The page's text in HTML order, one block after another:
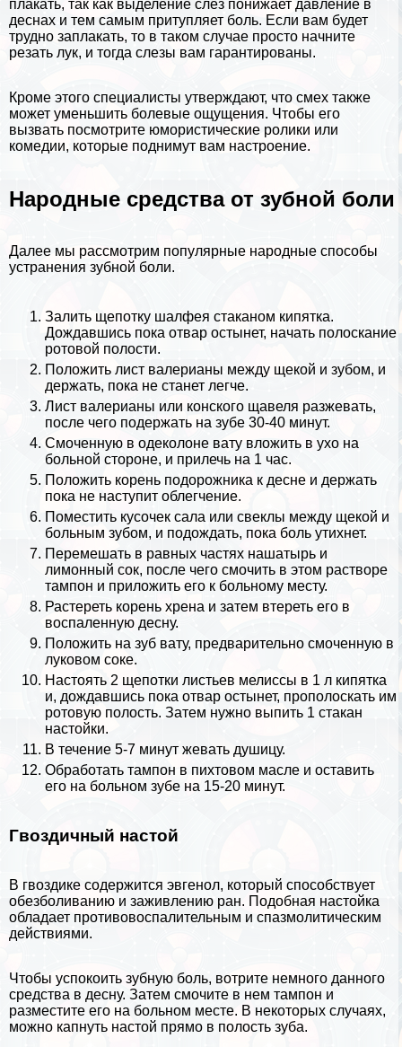
плакать, так как выделение слез понижает давление в
деснах и тем самым притупляет боль. Если вам будет
трудно заплакать, то в таком случае просто начните
резать лук, и тогда слезы вам гарантированы.
Кроме этого специалисты утверждают, что смех также
может уменьшить болевые ощущения. Чтобы его
вызвать посмотрите юмористические ролики или
комедии, которые поднимут вам настроение.
Народные средства от зубной боли
Далее мы рассмотрим популярные народные способы
устранения зубной боли.
Залить щепотку шалфея стаканом кипятка.
Дождавшись пока отвар остынет, начать полоскание
ротовой полости.
Положить лист валерианы между щекой и зубом, и
держать, пока не станет легче.
Лист валерианы или конского щавеля разжевать,
после чего подержать на зубе 30-40 минут.
Смоченную в одеколоне вату вложить в ухо на
больной стороне, и прилечь на 1 час.
Положить корень подорожника к десне и держать
пока не наступит облегчение.
Поместить кусочек сала или свеклы между щекой и
больным зубом, и подождать, пока боль утихнет.
Перемешать в равных частях нашатырь и
лимонный сок, после чего смочить в этом растворе
тампон и приложить его к больному месту.
Растереть корень хрена и затем втереть его в
воспаленную десну.
Положить на зуб вату, предварительно смоченную в
луковом соке.
Настоять 2 щепотки листьев мелиссы в 1 л кипятка
и, дождавшись пока отвар остынет, прополоскать им
ротовую полость. Затем нужно выпить 1 стакан
настойки.
В течение 5-7 минут жевать душицу.
Обработать тампон в пихтовом масле и оставить
его на больном зубе на 15-20 минут.
Гвоздичный настой
В гвоздике содержится эвгенол, который способствует
обезболиванию и заживлению ран. Подобная настойка
обладает противовоспалительным и спазмолитическим
действиями.
Чтобы успокоить зубную боль, вотрите немного данного
средства в десну. Затем смочите в нем тампон и
разместите его на больном месте. В некоторых случаях,
можно капнуть настой прямо в полость зуба.